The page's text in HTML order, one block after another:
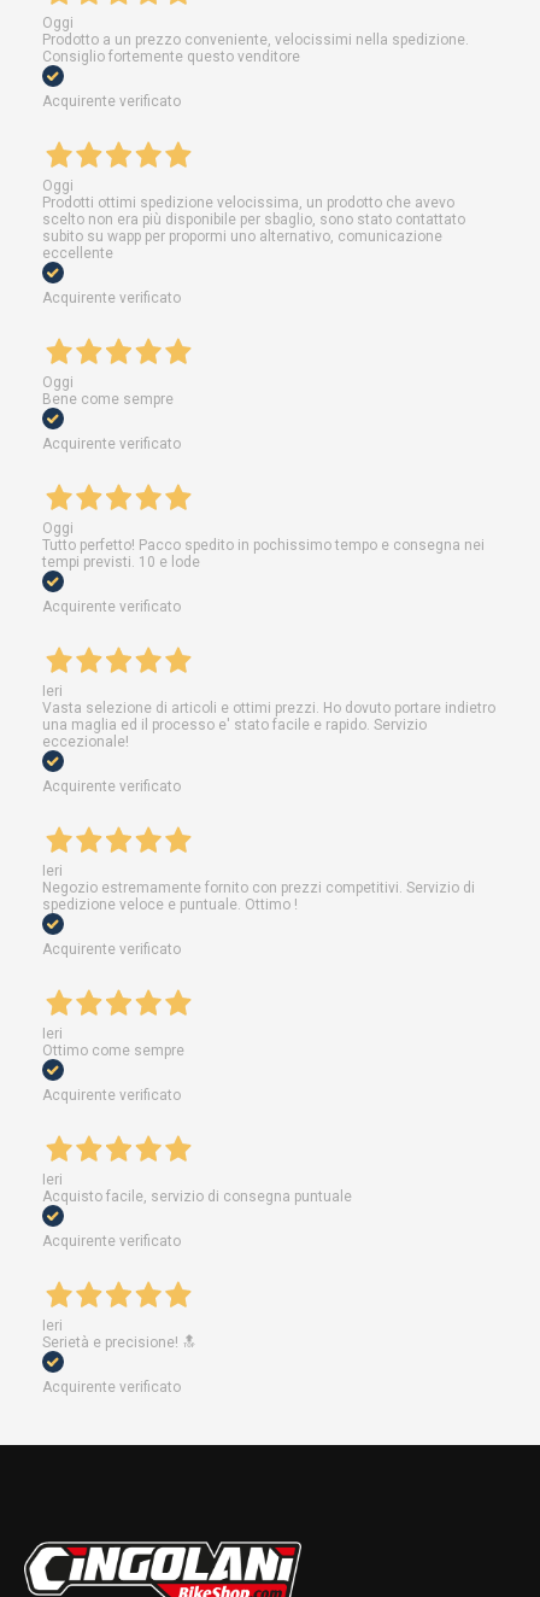
Oggi
Prodotto a un prezzo conveniente, velocissimi nella spedizione.
Consiglio fortemente questo venditore
Acquirente verificato
Oggi
Prodotti ottimi spedizione velocissima, un prodotto che avevo
scelto non era più disponibile per sbaglio, sono stato contattato
subito su wapp per propormi uno alternativo, comunicazione
eccellente
Acquirente verificato
Oggi
Bene come sempre
Acquirente verificato
Oggi
Tutto perfetto! Pacco spedito in pochissimo tempo e consegna nei
tempi previsti. 10 e lode
Acquirente verificato
Ieri
Vasta selezione di articoli e ottimi prezzi. Ho dovuto portare indietro
una maglia ed il processo e' stato facile e rapido. Servizio
eccezionale!
Acquirente verificato
Ieri
Negozio estremamente fornito con prezzi competitivi. Servizio di
spedizione veloce e puntuale. Ottimo !
Acquirente verificato
Ieri
Ottimo come sempre
Acquirente verificato
Ieri
Acquisto facile, servizio di consegna puntuale
Acquirente verificato
Ieri
Serietà e precisione! 🔝
Acquirente verificato